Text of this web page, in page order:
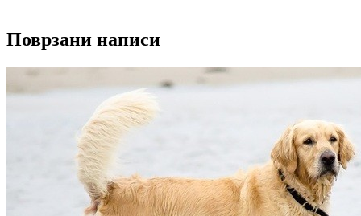
Поврзани написи